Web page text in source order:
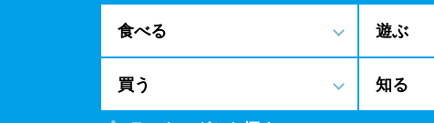
食べる
遊ぶ
買う 知る